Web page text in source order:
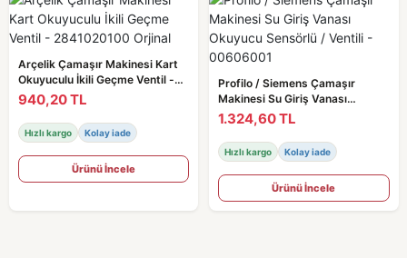
Arçelik Çamaşır Makinesi Kart
Okuyuculu İkili Geçme Ventil -
2841020100 Orjinal
940,20 TL
Hızlı kargo Kolay iade
Ürünü İncele
Profilo / Siemens Çamaşır
Makinesi Su Giriş Vanası
Okuyucu Sensörlü / Ventili -
00606001
1.324,60 TL
Hızlı kargo Kolay iade
Ürünü İncele